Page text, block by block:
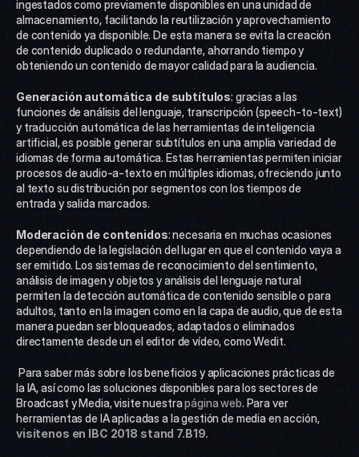
ingestados como previamente disponibles en una unidad de
almacenamiento, facilitando la reutilización y aprovechamiento
de contenido ya disponible. De esta manera se evita la creación
de contenido duplicado o redundante, ahorrando tiempo y
obteniendo un contenido de mayor calidad para la audiencia.
Generación automática de subtítulos: gracias a las
funciones de análisis del lenguaje, transcripción (speech-to-text)
y traducción automática de las herramientas de inteligencia
artificial, es posible generar subtítulos en una amplia variedad de
idiomas de forma automática. Estas herramientas permiten iniciar
procesos de audio-a-texto en múltiples idiomas, ofreciendo junto
al texto su distribución por segmentos con los tiempos de
entrada y salida marcados.
Moderación de contenidos: necesaria en muchas ocasiones
dependiendo de la legislación del lugar en que el contenido vaya a
ser emitido. Los sistemas de reconocimiento del sentimiento,
análisis de imagen y objetos y análisis del lenguaje natural
permiten la detección automática de contenido sensible o para
adultos, tanto en la imagen como en la capa de audio, que de esta
manera puedan ser bloqueados, adaptados o eliminados
directamente desde un el editor de vídeo, como Wedit.
la IA, así como las soluciones disponibles para los sectores de
Broadcast y Media, visite nuestra página web. Para ver
herramientas de IA aplicadas a la gestión de media en acción,
visítenos en IBC 2018 stand 7.B19.